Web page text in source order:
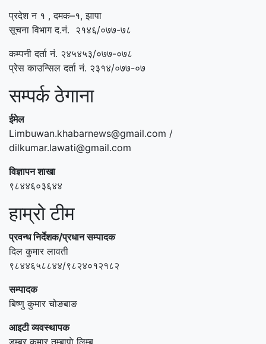
प्रदेश न १ , दमक–१, झापा
सूचना विभाग द.नं. २१४६/०७७-७८
कम्पनी दर्ता नं. २४५४५३/०७७-०७८
प्रेस काउन्सिल दर्ता नं. २३१४/०७७-०७
सम्पर्क ठेगाना
ईमेल
Limbuwan.khabarnews@gmail.com /
dilkumar.lawati@gmail.com
विज्ञापन शाखा
९८४४६०३६४४
हाम्रो टीम
प्रवन्ध निर्देशक/प्रधान सम्पादक
दिल कुमार लावती
९८४४६५८८४४/९८२४०१२१८२
सम्पादक
बिष्णु कुमार चोङबाङ
आइटी व्यवस्थापक
डम्बर कुमार तुम्बापाे लिम्बु